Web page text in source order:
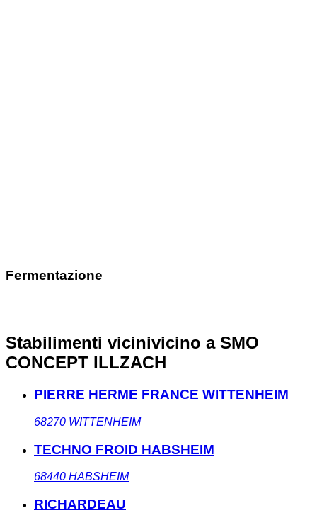
Fermentazione
Stabilimenti vicinivicino a SMO
CONCEPT ILLZACH
PIERRE HERME FRANCE WITTENHEIM
68270 WITTENHEIM
TECHNO FROID HABSHEIM
68440 HABSHEIM
RICHARDEAU